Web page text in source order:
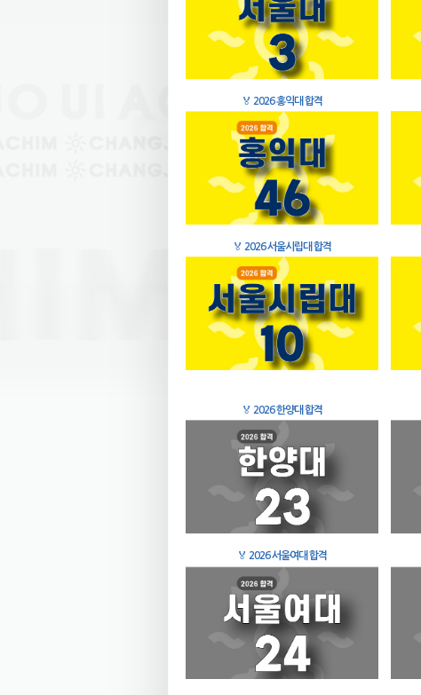
🏅 2026 홍익대 합격
🏅 2026 서울시립대 합격
🏅 2026 한양대 합격
🏅 2026 서울여대 합격